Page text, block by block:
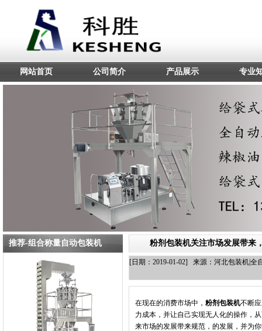
网站首页 公司简介 产品展示 专业
推荐-组合称量自动包装机 粉剂包装机关注市场发展带来
[日期：2019-01-02] 来源：河北包装机|全
在现在的消费市场中， 粉剂包装机不断
力成本，并让自己实现无人化的操作，
来市场的发展带来规范，的发展，并为